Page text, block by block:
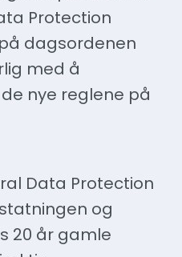
Protection
dagsordenen
med å
nye reglene på
Data Protection
og
20 år gamle